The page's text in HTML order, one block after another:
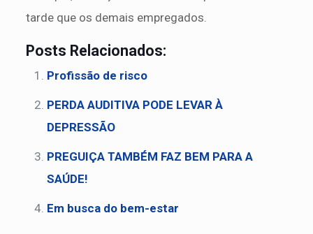
tarde que os demais empregados.
Posts Relacionados:
Profissão de risco
PERDA AUDITIVA PODE LEVAR À
DEPRESSÃO
PREGUIÇA TAMBÉM FAZ BEM PARA A
SAÚDE!
Em busca do bem-estar